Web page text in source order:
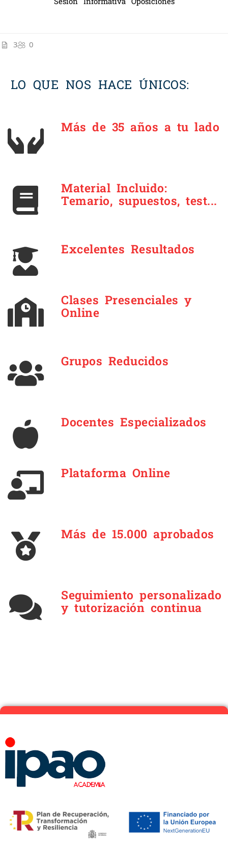
3 0
LO QUE NOS HACE ÚNICOS:
Más de 35 años a tu lado
Material Incluido:
Temario, supuestos, test...
Excelentes Resultados
Clases Presenciales y
Online
Grupos Reducidos
Docentes Especializados
Plataforma Online
Más de 15.000 aprobados
Seguimiento personalizado
y tutorización continua